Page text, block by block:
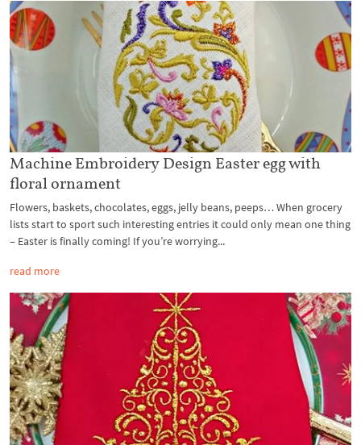
Machine Embroidery Design Easter egg with
floral ornament
Flowers, baskets, chocolates, eggs, jelly beans, peeps… When grocery
lists start to sport such interesting entries it could only mean one thing
– Easter is finally coming! If you’re worrying...
read more